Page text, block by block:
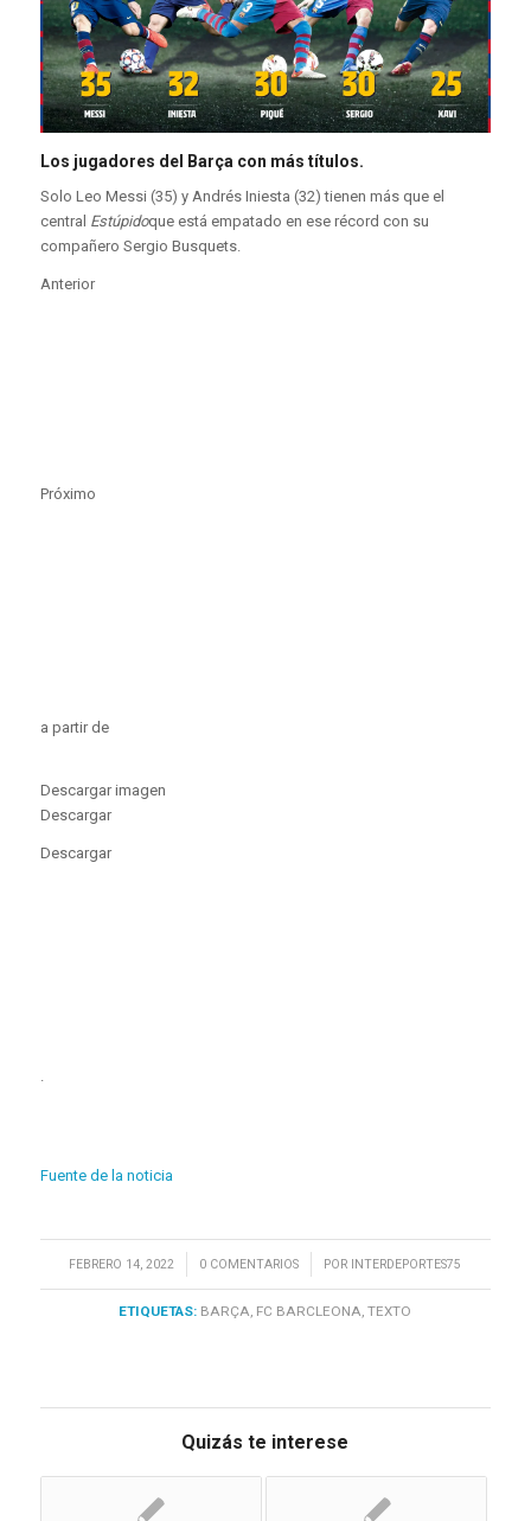
Los jugadores del Barça con más títulos.
Solo Leo Messi (35) y Andrés Iniesta (32) tienen más que el
central Estúpidoque está empatado en ese récord con su
compañero Sergio Busquets.
Anterior
Próximo
a partir de
Descargar imagen
Descargar
Descargar
Fuente de la noticia
FEBRERO 14, 2022
/ 0 COMENTARIOS
/ POR INTERDEPORTES75
ETIQUETAS: BARÇA, FC BARCLEONA,TEXTO
Quizás te interese